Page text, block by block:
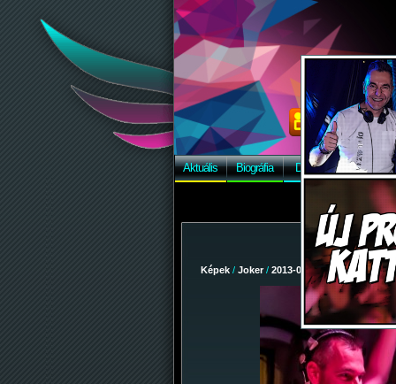
Aktuális Biográfia Discográfia Képek
Képek / Joker / 2013-08-02 - Dinnye After!